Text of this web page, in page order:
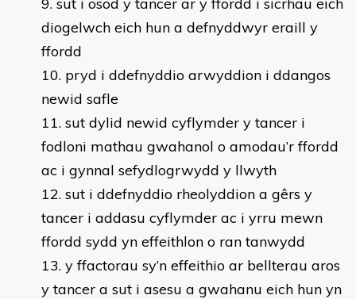
diogelwch eich hun a defnyddwyr eraill y
ffordd
pryd i ddefnyddio arwyddion i ddangos
newid safle
sut dylid newid cyflymder y tancer i
fodloni mathau gwahanol o amodau’r ffordd
ac i gynnal sefydlogrwydd y llwyth
sut i ddefnyddio rheolyddion a gêrs y
tancer i addasu cyflymder ac i yrru mewn
ffordd sydd yn effeithlon o ran tanwydd
y ffactorau sy’n effeithio ar bellterau aros
y tancer a sut i asesu a gwahanu eich hun yn